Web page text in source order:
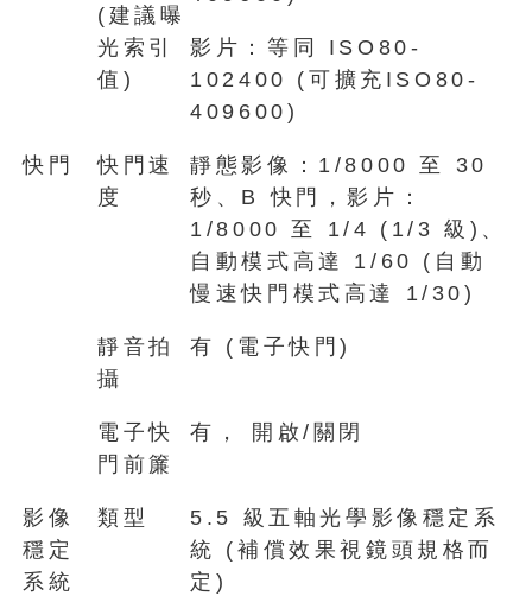
(建議曝
光索引
值)
影片：等同 ISO80-
102400 (可擴充ISO80-
409600)
快門
快門速
度
靜態影像：1/8000 至 30
秒、B 快門，影片：
1/8000 至 1/4 (1/3 級)、
自動模式高達 1/60 (自動
慢速快門模式高達 1/30)
靜音拍
攝
有 (電子快門)
電子快
門前簾
有， 開啟/關閉
影像
穩定
系統
類型
5.5 級五軸光學影像穩定系
統 (補償效果視鏡頭規格而
定)